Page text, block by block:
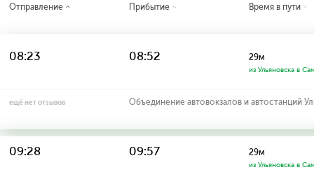
Отправление Прибытие Время в пути
08:23 08:52 29м
из Ульяновска в
ещё нет отзывов Объединение автовокзалов и автостанций
09:28 09:57 29м
из Ульяновска в